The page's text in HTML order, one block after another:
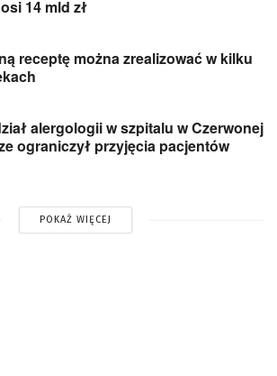
14 mld zł
receptę można zrealizować w kilku
alergologii w szpitalu w Czerwonej
ograniczył przyjęcia pacjentów
POKAŻ WIĘCEJ